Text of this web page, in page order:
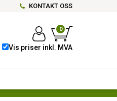
KONTAKT OSS
0
Vis priser inkl. MVA